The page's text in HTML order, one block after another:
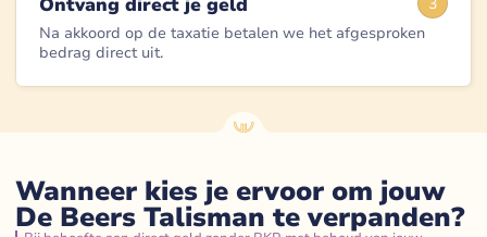
Na akkoord op de taxatie betalen we het afgesproken
bedrag direct uit.
Wanneer kies je ervoor om jouw
De Beers Talisman te verpanden?